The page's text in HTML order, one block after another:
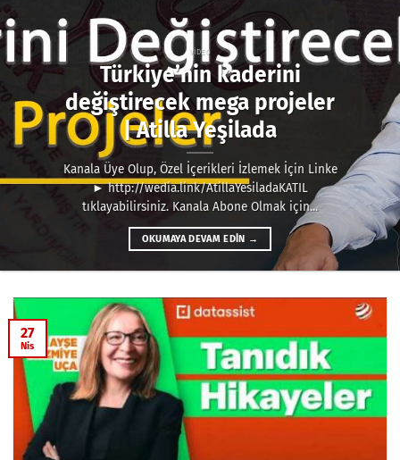
VIDEO
Türkiye’nin kaderini
değiştirecek mega projeler
| Atilla Yeşilada
Kanala Üye Olup, Özel İçerikleri İzlemek İçin Linke
► http://wedia.link/AtillaYesiladaKATIL
tıklayabilirsiniz. Kanala Abone Olmak için...
OKUMAYA DEVAM EDIN →
27
Nis